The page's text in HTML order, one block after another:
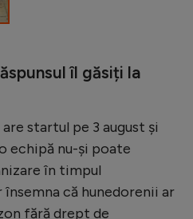
îl găsiți la
startul pe 3 august și
echipă nu-și poate
în timpul
că hunedorenii ar
fără drept de